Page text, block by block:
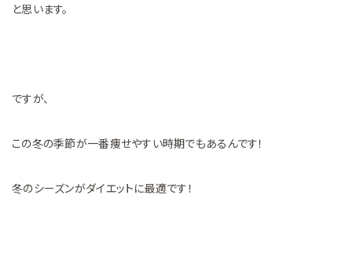
と思います。
ですが、
この冬の季節が一番痩せやすい時期でもあるんです！
冬のシーズンがダイエットに最適です！